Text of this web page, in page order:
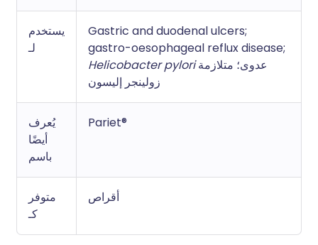
يستخدم
لـ
Gastric and duodenal ulcers;
gastro-oesophageal reflux disease;
Helicobacter pyloriعدوى؛ متلازمة
زولينجر إليسون
يُعرف
أيضًا
باسم
Pariet®
متوفر
كـ
أقراص